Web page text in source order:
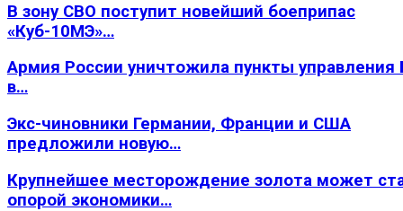
В зону СВО поступит новейший боеприпас
«Куб-10МЭ»…
Армия России уничтожила пункты
в…
Экс-чиновники Германии, Франции и США
предложили новую…
Крупнейшее месторождение золота может
опорой экономики…